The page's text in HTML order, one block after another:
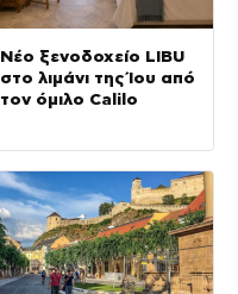
Νέο ξενοδοχείο LIBU
στο λιμάνι της Ίου από
τον όμιλο Calilo